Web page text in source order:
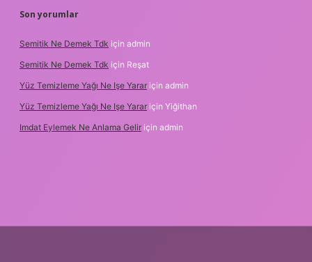
Son yorumlar
Semitik Ne Demek Tdk için admin
Semitik Ne Demek Tdk için Reşat
Yüz Temizleme Yağı Ne Işe Yarar için admin
Yüz Temizleme Yağı Ne Işe Yarar için Yiğithan
Imdat Eylemek Ne Anlama Gelir için admin